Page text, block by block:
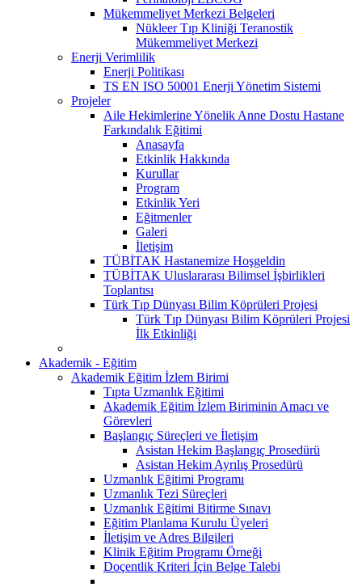
Mükemmeliyet Merkezi Belgeleri
Nükleer Tıp Kliniği Teranostik
Mükemmeliyet Merkezi
Enerji Verimlilik
Enerji Politikası
TS EN ISO 50001 Enerji Yönetim Sistemi
Projeler
Aile Hekimlerine Yönelik Anne Dostu Hastane
Farkındalık Eğitimi
Anasayfa
Etkinlik Hakkında
Kurullar
Program
Etkinlik Yeri
Eğitmenler
Galeri
İletişim
TÜBİTAK Hastanemize Hoşgeldin
TÜBİTAK Uluslararası Bilimsel İşbirlikleri
Toplantısı
Türk Tıp Dünyası Bilim Köprüleri Projesi
Türk Tıp Dünyası Bilim Köprüleri Projesi
İlk Etkinliği
Akademik - Eğitim
Akademik Eğitim İzlem Birimi
Tıpta Uzmanlık Eğitimi
Akademik Eğitim İzlem Biriminin Amacı ve
Görevleri
Başlangıç Süreçleri ve İletişim
Asistan Hekim Başlangıç Prosedürü
Asistan Hekim Ayrılış Prosedürü
Uzmanlık Eğitimi Programı
Uzmanlık Tezi Süreçleri
Uzmanlık Eğitimi Bitirme Sınavı
Eğitim Planlama Kurulu Üyeleri
İletişim ve Adres Bilgileri
Klinik Eğitim Programı Örneği
Doçentlik Kriteri İçin Belge Talebi